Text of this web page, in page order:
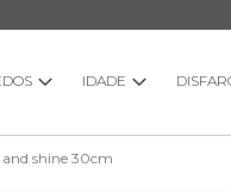
IDADE
shine 30cm